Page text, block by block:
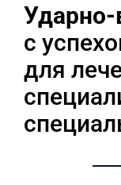
Ударно-
с
для